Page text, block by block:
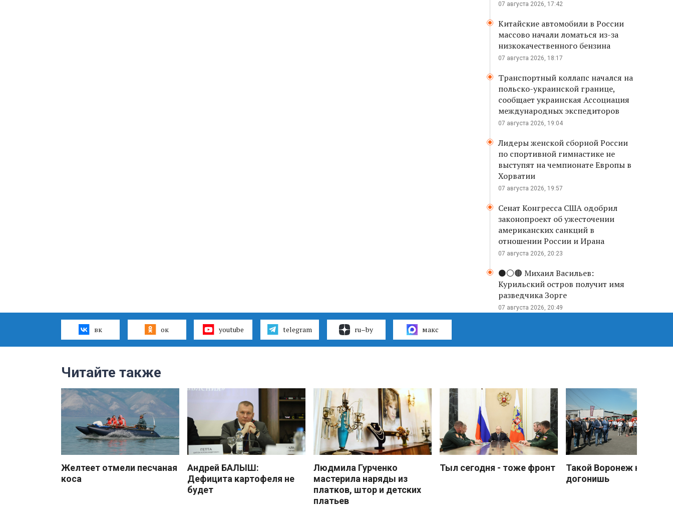
07 августа 2026, 17:42
Китайские автомобили в России
массово начали ломаться из-за
низкокачественного бензина
07 августа 2026, 18:17
Транспортный коллапс начался на
польско-украинской границе,
сообщает украинская Ассоциация
международных экспедиторов
07 августа 2026, 19:04
Лидеры женской сборной России
по спортивной гимнастике не
выступят на чемпионате Европы в
Хорватии
07 августа 2026, 19:57
Сенат Конгресса США одобрил
законопроект об ужесточении
американских санкций в
отношении России и Ирана
07 августа 2026, 20:23
⚫️⚪️🟤 Михаил Васильев:
Курильский остров получит имя
разведчика Зорге
07 августа 2026, 20:49
вк ок youtube telegram ru–by макс
Читайте также
Желтеет отмели песчаная
коса
Андрей БАЛЫШ:
Дефицита картофеля не
будет
Людмила Гурченко
мастерила наряды из
платков, штор и детских
платьев
Тыл сегодня - тоже фронт
Такой Воронеж не
догонишь